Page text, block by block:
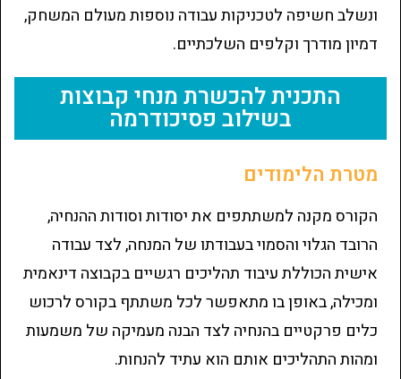
ונשלב חשיפה לטכניקות עבודה נוספות מעולם המשחק,
דמיון מודרך וקלפים השלכתיים.
התכנית להכשרת מנחי קבוצות
בשילוב פסיכודרמה
מטרת הלימודים
הקורס מקנה למשתתפים את יסודות וסודות ההנחיה,
הרובד הגלוי והסמוי בעבודתו של המנחה, לצד עבודה
אישית הכוללת עיבוד תהליכים רגשיים בקבוצה דינאמית
ומכילה, באופן בו מתאפשר לכל משתתף בקורס לרכוש
כלים פרקטיים בהנחיה לצד הבנה מעמיקה של משמעות
ומהות התהליכים אותם הוא עתיד להנחות.